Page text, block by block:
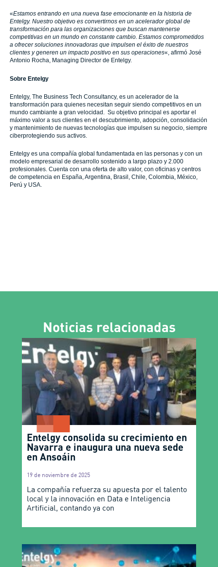
«Estamos entrando en una nueva fase emocionante en la historia de
Entelgy. Nuestro objetivo es convertirnos en un acelerador global de
transformación para las organizaciones que buscan mantenerse
competitivas en un mundo en constante cambio. Estamos comprometidos
a ofrecer soluciones innovadoras que impulsen el éxito de nuestros
clientes y generen un impacto positivo en sus operaciones«, afirmó José
Antonio Rocha, Managing Director de Entelgy.
Sobre Entelgy
Entelgy, The Business Tech Consultancy, es un acelerador de la
transformación para quienes necesitan seguir siendo competitivos en un
mundo cambiante a gran velocidad. Su objetivo principal es aportar el
máximo valor a sus clientes en el descubrimiento, adopción, consolidación
y mantenimiento de nuevas tecnologías que impulsen su negocio, siempre
ciberprotegiendo sus activos.
Entelgy es una compañía global fundamentada en las personas y con un
modelo empresarial de desarrollo sostenido a largo plazo y 2.000
profesionales. Cuenta con una oferta de alto valor, con oficinas y centros
de competencia en España, Argentina, Brasil, Chile, Colombia, México,
Perú y USA.
Noticias relacionadas
Entelgy consolida su crecimiento en
Navarra e inaugura una nueva sede
en Ansoáin
19 de noviembre de 2025
La compañía refuerza su apuesta por el talento
local y la innovación en Data e Inteligencia
Artificial, contando ya con